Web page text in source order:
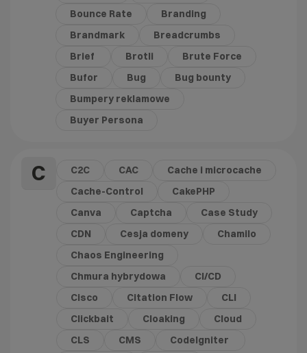
Bounce Rate
Branding
Brandmark
Breadcrumbs
Brief
Brotli
Brute Force
Bufor
Bug
Bug bounty
Bumpery reklamowe
Buyer Persona
C C2C CAC
Cache i microcache
Cache-Control
CakePHP
Canva
Captcha
Case Study
CDN
Cesja domeny
Chamilo
Chaos Engineering
Chmura hybrydowa
CI/CD
Cisco
Citation Flow
CLI
Clickbait
Cloaking
Cloud
CLS
CMS
CodeIgniter